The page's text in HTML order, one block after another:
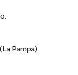
Pampa)